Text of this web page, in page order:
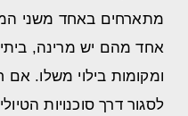
מתארחים באחד משני
אחד מהם יש מרינה,
ומקומות בילוי משלו.
לסגור דרך סוכנויות